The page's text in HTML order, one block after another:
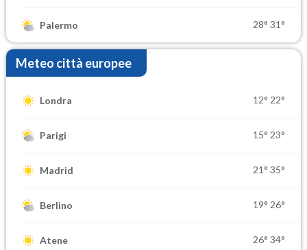
Palermo 28° 31°
Meteo città europee
Londra 12° 22°
Parigi 15° 23°
Madrid 21° 35°
Berlino 19° 26°
Atene 26° 34°